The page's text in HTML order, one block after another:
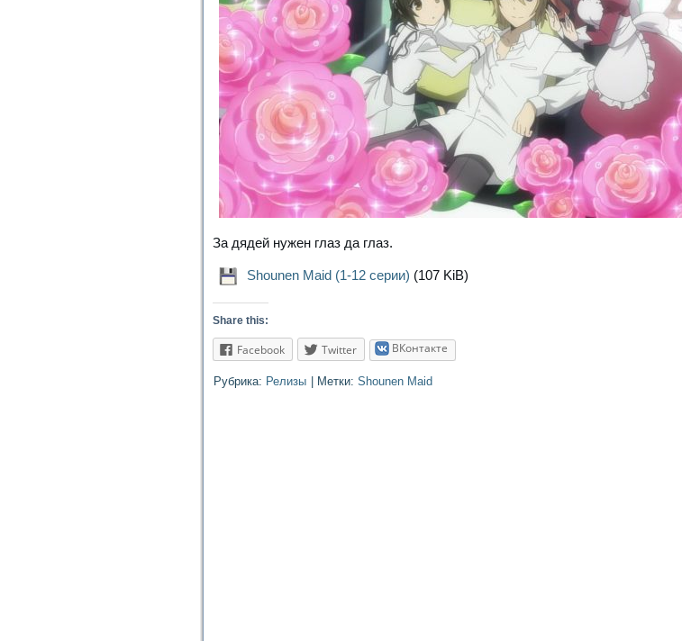
За дядей нужен глаз да глаз.
Shounen Maid (1-12 серии) (107 KiB)
Share this:
Facebook Twitter ВКонтакте
Рубрика: Релизы Метки: Shounen Maid